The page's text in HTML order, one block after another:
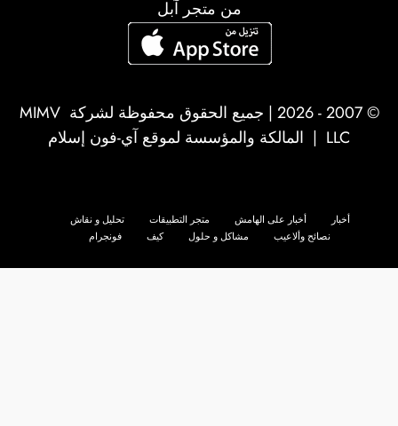
من متجر آبل
© 2007 - 2026 | جميع الحقوق محفوظة لشركة
MIMV
LLC | المالكة والمؤسسة لموقع آي-فون إسلام
أخبار أخبار على الهامش متجر التطبيقات
تحليل و نقاش
نصائح وألاعيب
مشاكل و حلول كيف فونجرام